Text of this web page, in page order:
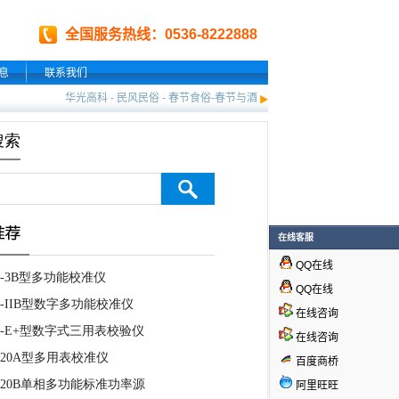
全国服务热线：0536-8222888
联系我们
华光高科 - 民风民俗 - 春节食俗-春节与酒
在线客服
QQ在线
QQ在线
在线咨询
在线咨询
百度商桥
阿里旺旺